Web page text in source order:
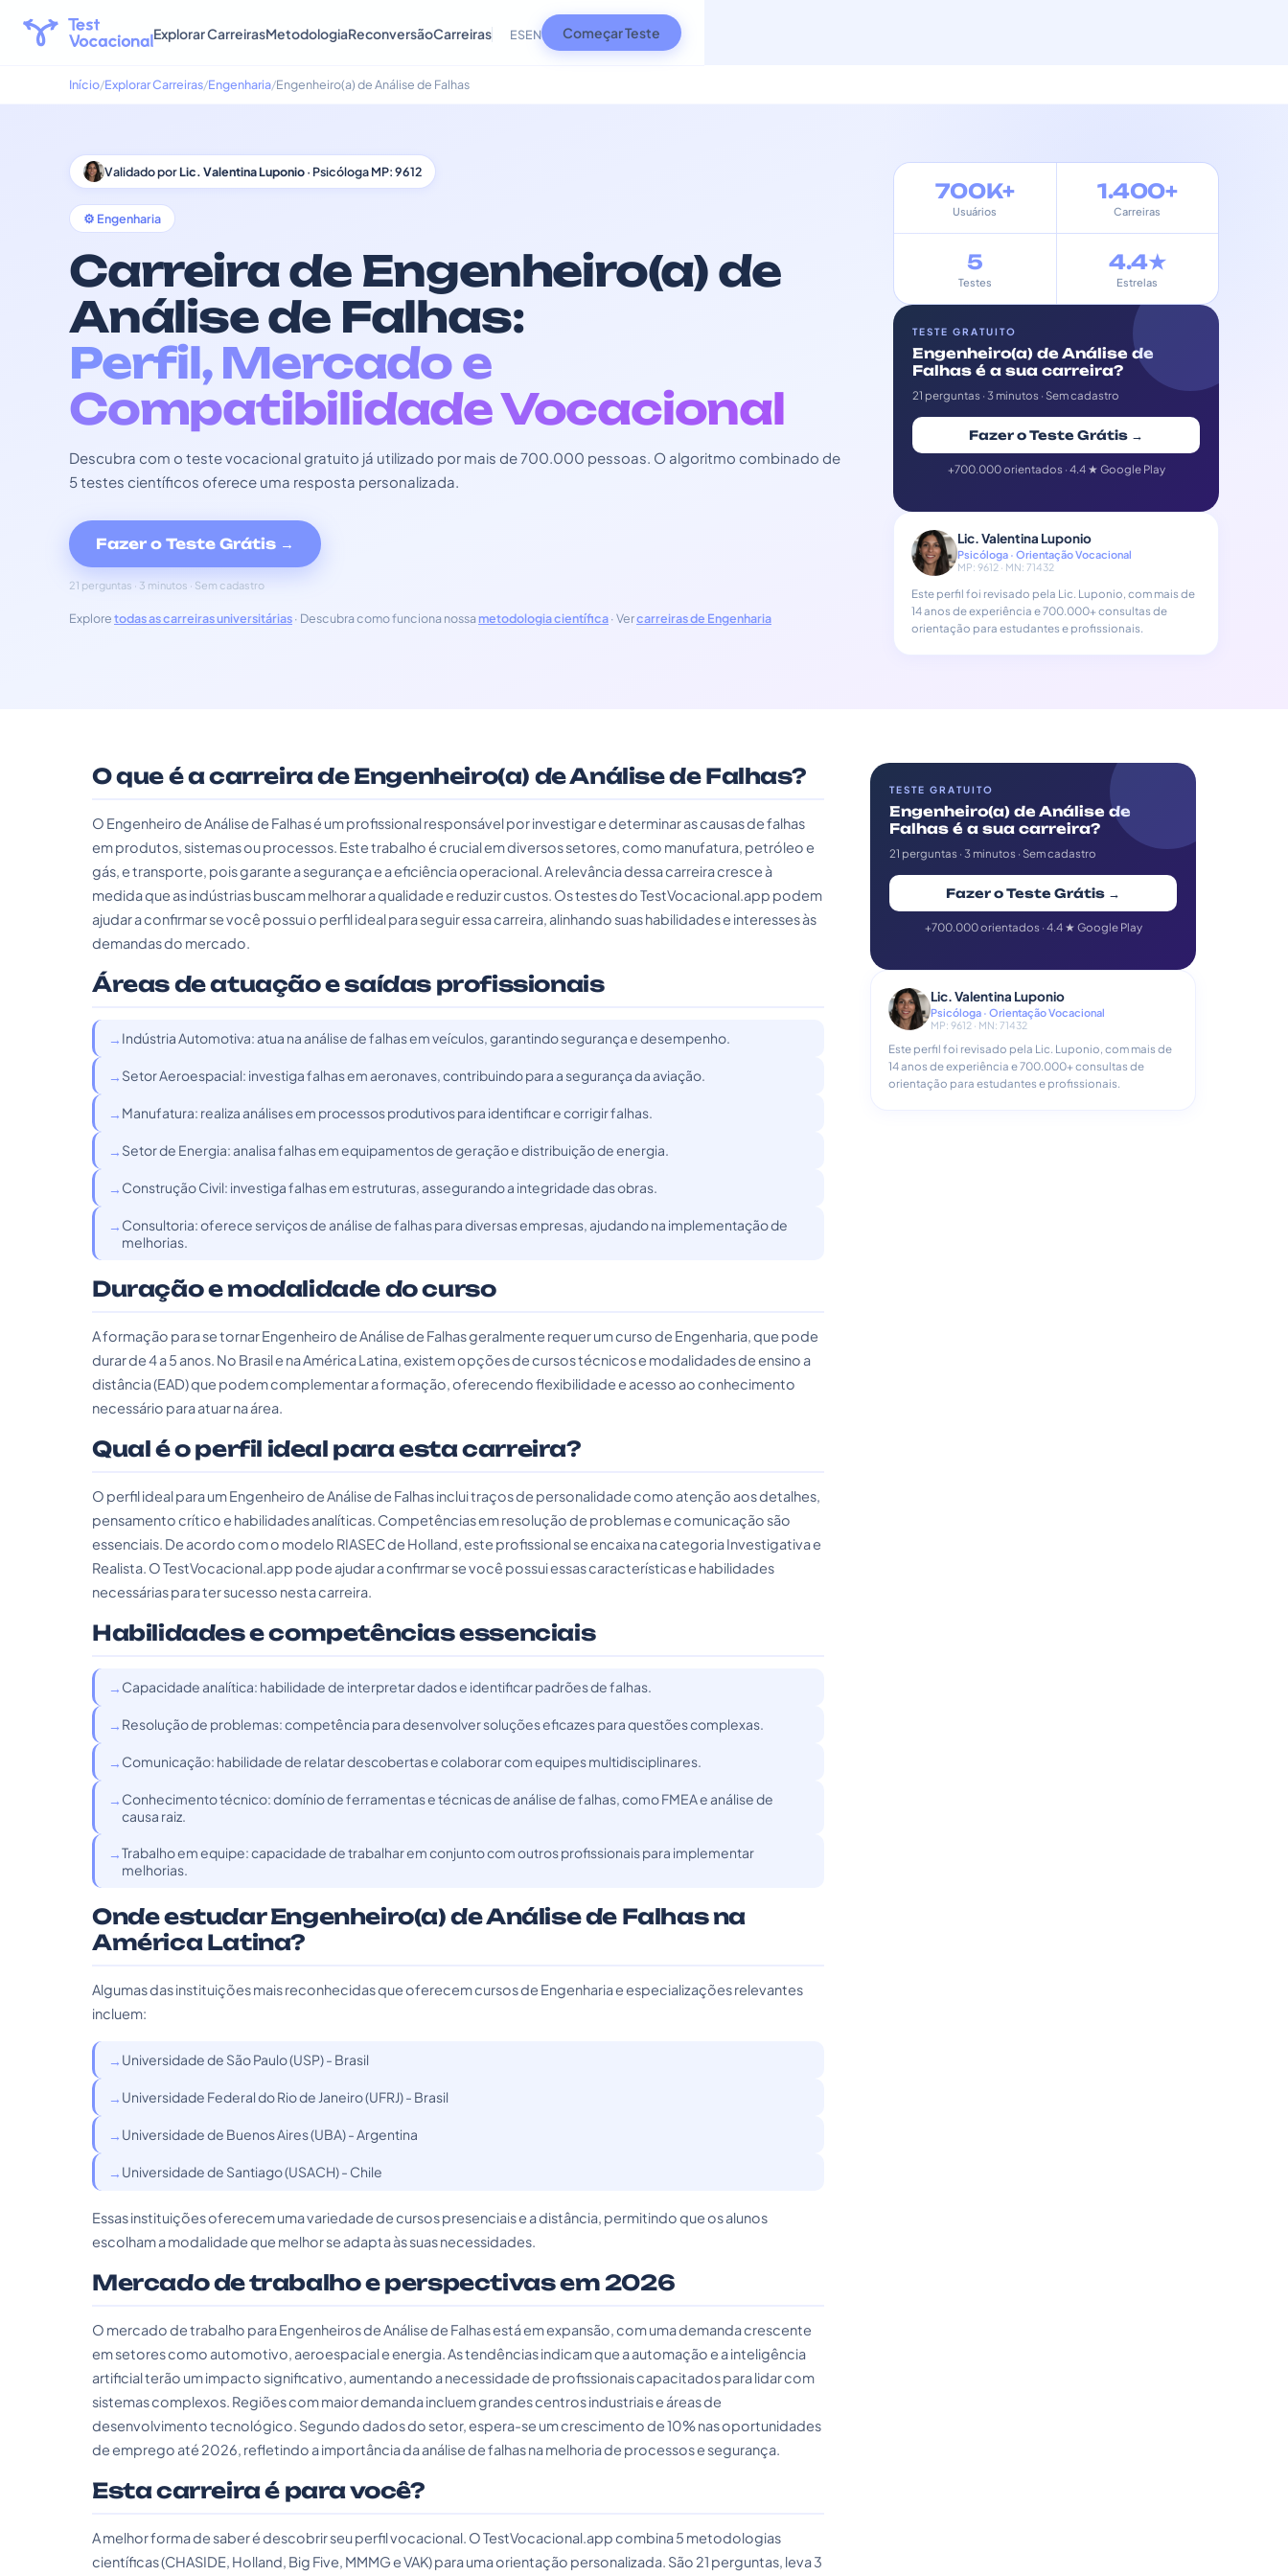
Explorar CarreirasMetodologiaReconversãoCarreiras ESEN Começar Teste
Início Explorar Carreiras Engenharia Engenheiro(a) de Análise de Falhas
Validado porLic. Valentina Luponio· Psicóloga MP: 9612
⚙️ Engenharia
Carreira de Engenheiro(a) de
Análise de Falhas:
Perfil, Mercado e
Compatibilidade Vocacional
Descubra com o teste vocacional gratuito já utilizado por mais de 700.000 pessoas. O algoritmo combinado de
5 testes científicos oferece uma resposta personalizada.
Fazer o Teste Grátis →
21 perguntas · 3 minutos · Sem cadastro
Exploretodas as carreiras universitárias· Descubra como funciona nossa metodologia científica· Vercarreiras de Engenharia
700K+
Usuários
1.400+
Carreiras
5
Testes
4.4★
Estrelas
TESTE GRATUITO
Engenheiro(a) de Análise de
Falhas é a sua carreira?
21 perguntas · 3 minutos · Sem cadastro
Fazer o Teste Grátis →
+700.000 orientados · 4.4 ★ Google Play
Lic. Valentina Luponio
Psicóloga · Orientação Vocacional
MP: 9612 · MN: 71432
Este perfil foi revisado pela Lic. Luponio, com mais de
14 anos de experiência e 700.000+ consultas de
orientação para estudantes e profissionais.
O que é a carreira de Engenheiro(a) de Análise de Falhas?
O Engenheiro de Análise de Falhas é um profissional responsável por investigar e determinar as causas de falhas
em produtos, sistemas ou processos. Este trabalho é crucial em diversos setores, como manufatura, petróleo e
gás, e transporte, pois garante a segurança e a eficiência operacional. A relevância dessa carreira cresce à
medida que as indústrias buscam melhorar a qualidade e reduzir custos. Os testes do TestVocacional.app podem
ajudar a confirmar se você possui o perfil ideal para seguir essa carreira, alinhando suas habilidades e interesses às
demandas do mercado.
Áreas de atuação e saídas profissionais
Indústria Automotiva: atua na análise de falhas em veículos, garantindo segurança e desempenho.
Setor Aeroespacial: investiga falhas em aeronaves, contribuindo para a segurança da aviação.
Manufatura: realiza análises em processos produtivos para identificar e corrigir falhas.
Setor de Energia: analisa falhas em equipamentos de geração e distribuição de energia.
Construção Civil: investiga falhas em estruturas, assegurando a integridade das obras.
Consultoria: oferece serviços de análise de falhas para diversas empresas, ajudando na implementação de
melhorias.
Duração e modalidade do curso
A formação para se tornar Engenheiro de Análise de Falhas geralmente requer um curso de Engenharia, que pode
durar de 4 a 5 anos. No Brasil e na América Latina, existem opções de cursos técnicos e modalidades de ensino a
distância (EAD) que podem complementar a formação, oferecendo flexibilidade e acesso ao conhecimento
necessário para atuar na área.
Qual é o perfil ideal para esta carreira?
O perfil ideal para um Engenheiro de Análise de Falhas inclui traços de personalidade como atenção aos detalhes,
pensamento crítico e habilidades analíticas. Competências em resolução de problemas e comunicação são
essenciais. De acordo com o modelo RIASEC de Holland, este profissional se encaixa na categoria Investigativa e
Realista. O TestVocacional.app pode ajudar a confirmar se você possui essas características e habilidades
necessárias para ter sucesso nesta carreira.
Habilidades e competências essenciais
Capacidade analítica: habilidade de interpretar dados e identificar padrões de falhas.
Resolução de problemas: competência para desenvolver soluções eficazes para questões complexas.
Comunicação: habilidade de relatar descobertas e colaborar com equipes multidisciplinares.
Conhecimento técnico: domínio de ferramentas e técnicas de análise de falhas, como FMEA e análise de
causa raiz.
Trabalho em equipe: capacidade de trabalhar em conjunto com outros profissionais para implementar
melhorias.
Onde estudar Engenheiro(a) de Análise de Falhas na
América Latina?
Algumas das instituições mais reconhecidas que oferecem cursos de Engenharia e especializações relevantes
incluem:
Universidade de São Paulo (USP) - Brasil
Universidade Federal do Rio de Janeiro (UFRJ) - Brasil
Universidade de Buenos Aires (UBA) - Argentina
Universidade de Santiago (USACH) - Chile
Essas instituições oferecem uma variedade de cursos presenciais e a distância, permitindo que os alunos
escolham a modalidade que melhor se adapta às suas necessidades.
Mercado de trabalho e perspectivas em 2026
O mercado de trabalho para Engenheiros de Análise de Falhas está em expansão, com uma demanda crescente
em setores como automotivo, aeroespacial e energia. As tendências indicam que a automação e a inteligência
artificial terão um impacto significativo, aumentando a necessidade de profissionais capacitados para lidar com
sistemas complexos. Regiões com maior demanda incluem grandes centros industriais e áreas de
desenvolvimento tecnológico. Segundo dados do setor, espera-se um crescimento de 10% nas oportunidades
de emprego até 2026, refletindo a importância da análise de falhas na melhoria de processos e segurança.
Esta carreira é para você?
A melhor forma de saber é descobrir seu perfil vocacional. O TestVocacional.app combina 5 metodologias
científicas (CHASIDE, Holland, Big Five, MMMG e VAK) para uma orientação personalizada. São 21 perguntas, leva 3
TESTE GRATUITO
Engenheiro(a) de Análise de
Falhas é a sua carreira?
21 perguntas · 3 minutos · Sem cadastro
Fazer o Teste Grátis →
+700.000 orientados · 4.4 ★ Google Play
Lic. Valentina Luponio
Psicóloga · Orientação Vocacional
MP: 9612 · MN: 71432
Este perfil foi revisado pela Lic. Luponio, com mais de
14 anos de experiência e 700.000+ consultas de
orientação para estudantes e profissionais.